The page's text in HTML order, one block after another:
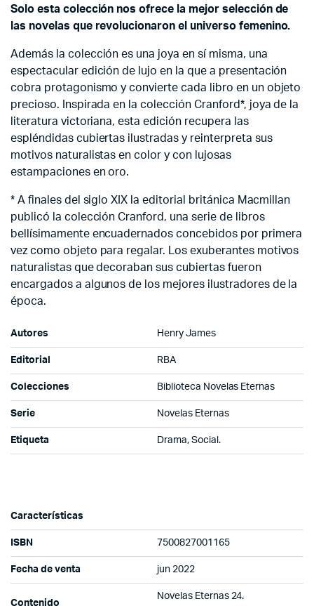
Solo esta colección nos ofrece la mejor selección de
las novelas que revolucionaron el universo femenino.
Además la colección es una joya en sí misma, una
espectacular edición de lujo en la que a presentación
cobra protagonismo y convierte cada libro en un objeto
precioso. Inspirada en la colección Cranford*, joya de la
literatura victoriana, esta edición recupera las
espléndidas cubiertas ilustradas y reinterpreta sus
motivos naturalistas en color y con lujosas
estampaciones en oro.
* A finales del siglo XIX la editorial británica Macmillan
publicó la colección Cranford, una serie de libros
bellísimamente encuadernados concebidos por primera
vez como objeto para regalar. Los exuberantes motivos
naturalistas que decoraban sus cubiertas fueron
encargados a algunos de los mejores ilustradores de la
época.
Autores Henry James
Editorial RBA
Colecciones Biblioteca Novelas Eternas
Serie Novelas Eternas
Etiqueta Drama, Social.
Características
ISBN 7500827001165
Fecha de venta jun 2022
Contenido
Novelas Eternas 24.